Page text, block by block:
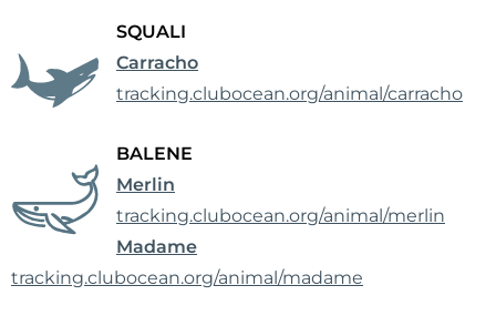
SQUALI
Carracho
tracking.clubocean.org/animal/carracho
BALENE
Merlin
tracking.clubocean.org/animal/merlin
Madame
tracking.clubocean.org/animal/madame